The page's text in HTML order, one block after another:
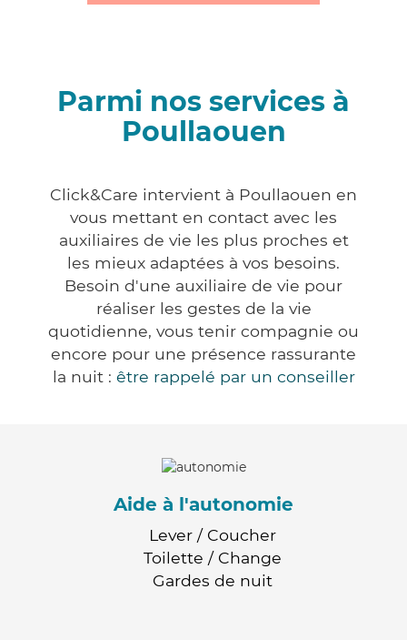
Parmi nos services à
Poullaouen
Click&Care intervient à Poullaouen en
vous mettant en contact avec les
auxiliaires de vie les plus proches et
les mieux adaptées à vos besoins.
Besoin d'une auxiliaire de vie pour
réaliser les gestes de la vie
quotidienne, vous tenir compagnie ou
encore pour une présence rassurante
la nuit : être rappelé par un conseiller
Aide à l'autonomie
Lever / Coucher
Toilette / Change
Gardes de nuit